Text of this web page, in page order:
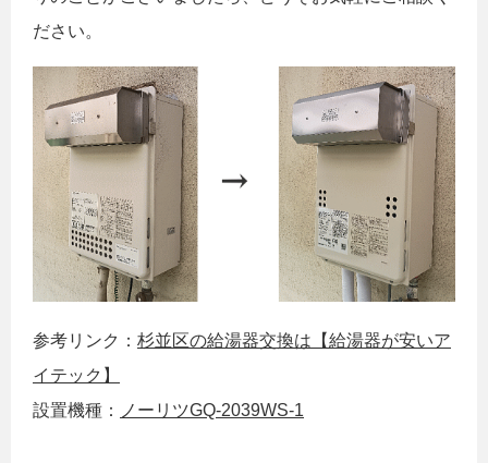
ださい。
参考リンク： 杉並区の給湯器交換は【給湯器が安いア
イテック】
設置機種：
ノーリツGQ-2039WS-1